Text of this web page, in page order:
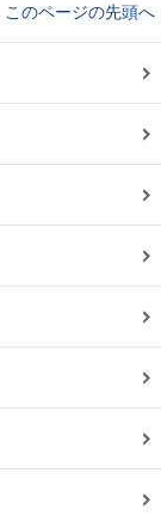
このページの先頭へ